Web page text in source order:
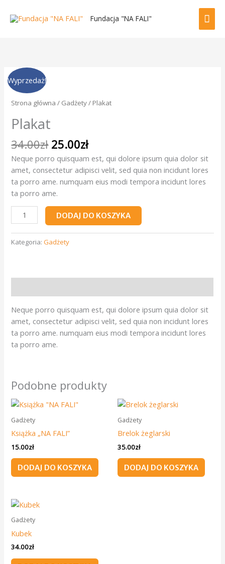
Fundacja "NA FALI"
Wyprzedaż!
Strona główna / Gadżety/ Plakat
Plakat
34.00zł
wynosiła:
34.00zł.
25.00zł
wynosi:
Neque porro quisquam est, qui dolore ipsum quia dolor sit
amet, consectetur adipisci velit, sed quia non incidunt lores
ta porro ame. numquam eius modi tempora incidunt lores
ta porro ame.
ilość
Plakat
DODAJ DO KOSZYKA
Kategoria:Gadżety
Neque porro quisquam est, qui dolore ipsum quia dolor sit
amet, consectetur adipisci velit, sed quia non incidunt lores
ta porro ame. numquam eius modi tempora incidunt lores
ta porro ame.
Podobne produkty
Gadżety
Książka „NA FALI”
15.00zł
DODAJ DO KOSZYKA
Gadżety
Brelok żeglarski
35.00zł
DODAJ DO KOSZYKA
Gadżety
Kubek
34.00zł